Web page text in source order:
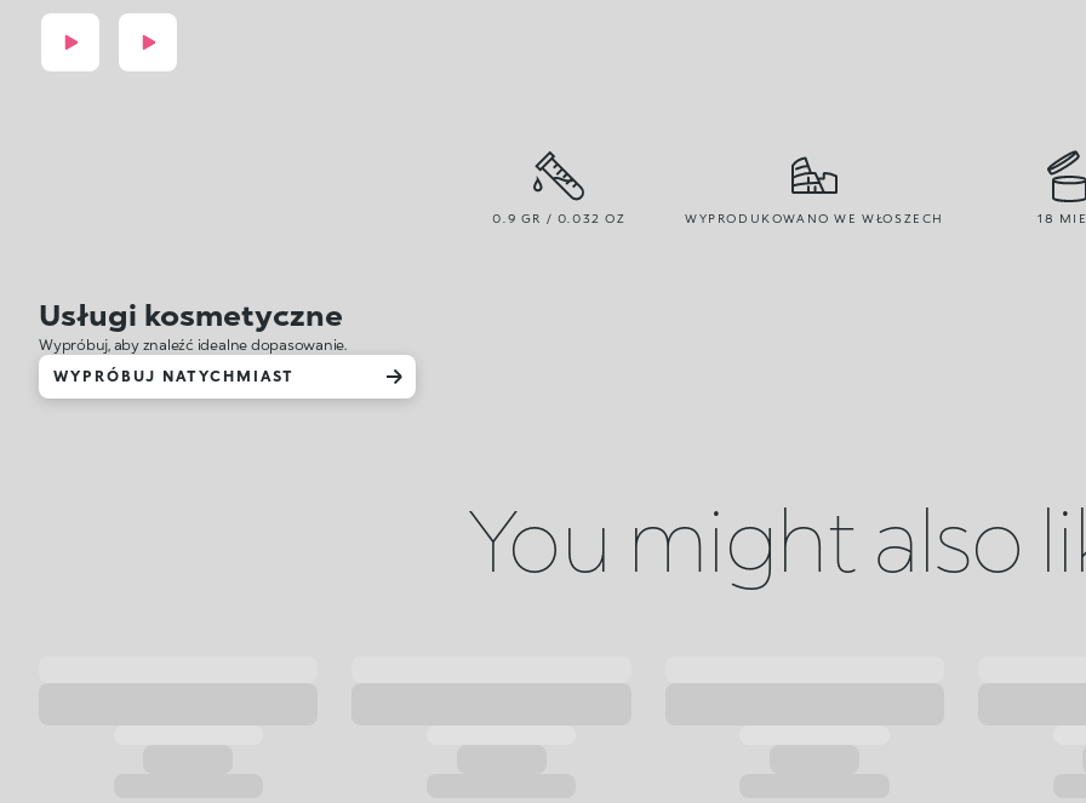
0.9 GR / 0.032 OZ WYPRODUKOWANO WE WŁOSZECH 18
Usługi kosmetyczne
Wypróbuj, aby znaleźć idealne dopasowanie.
WYPRÓBUJ NATYCHMIAST
You might also